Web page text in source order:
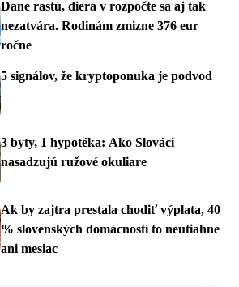
Dane rastú, diera v rozpočte sa aj tak
nezatvára. Rodinám zmizne 376 eur
ročne
5 signálov, že kryptoponuka je podvod
3 byty, 1 hypotéka: Ako Slováci
nasadzujú ružové okuliare
Ak by zajtra prestala chodiť výplata, 40
% slovenských domácností to neutiahne
ani mesiac